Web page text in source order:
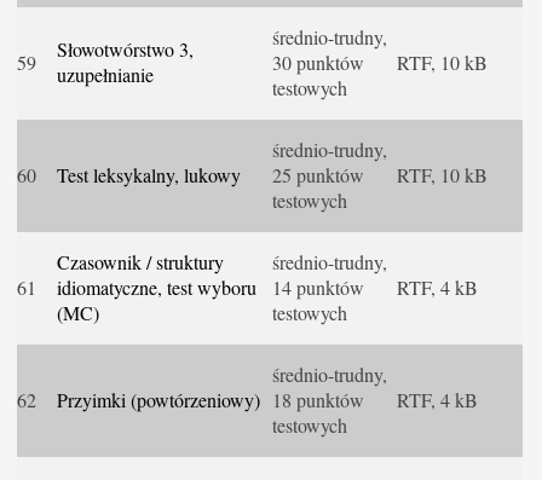
59
Słowotwórstwo 3,
uzupełnianie
średnio-trudny,
30 punktów
testowych
RTF, 10 kB
60 Test leksykalny, lukowy
średnio-trudny,
25 punktów
testowych
RTF, 10 kB
61
Czasownik / struktury
idiomatyczne, test wyboru
(MC)
średnio-trudny,
14 punktów
testowych
RTF, 4 kB
62 Przyimki (powtórzeniowy)
średnio-trudny,
18 punktów
testowych
RTF, 4 kB